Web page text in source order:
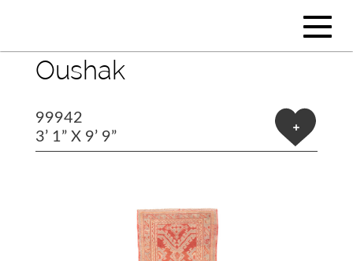
Oushak
99942
3’ 1” X 9’ 9”
+